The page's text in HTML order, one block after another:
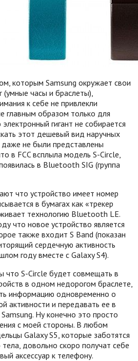
которым Samsung окружает свои
(умные часы и браслеты),
к себе не привлекли
главным образом только для
гигант не собирается
этот дешевый вид наручных
не были представлены
в FCC всплыла модель S-Circle,
в Bluetooth SIG (группа
что устройство имеет номер
в бумагах как «трекер
технологию Bluetooth LE.
что новое устройство является
также входит S Band (показан
сердечную активность
году вместе с Galaxy S4).
что S-Circle будет совмещать в
в одном недорогом браслете,
информацию одновременно о
активности и передавать ее в
Ну конечно это просто
с моей стороны. В любом
Galaxy S5, которые заботятся
довольно скоро получат себе
аксессуар к телефону.